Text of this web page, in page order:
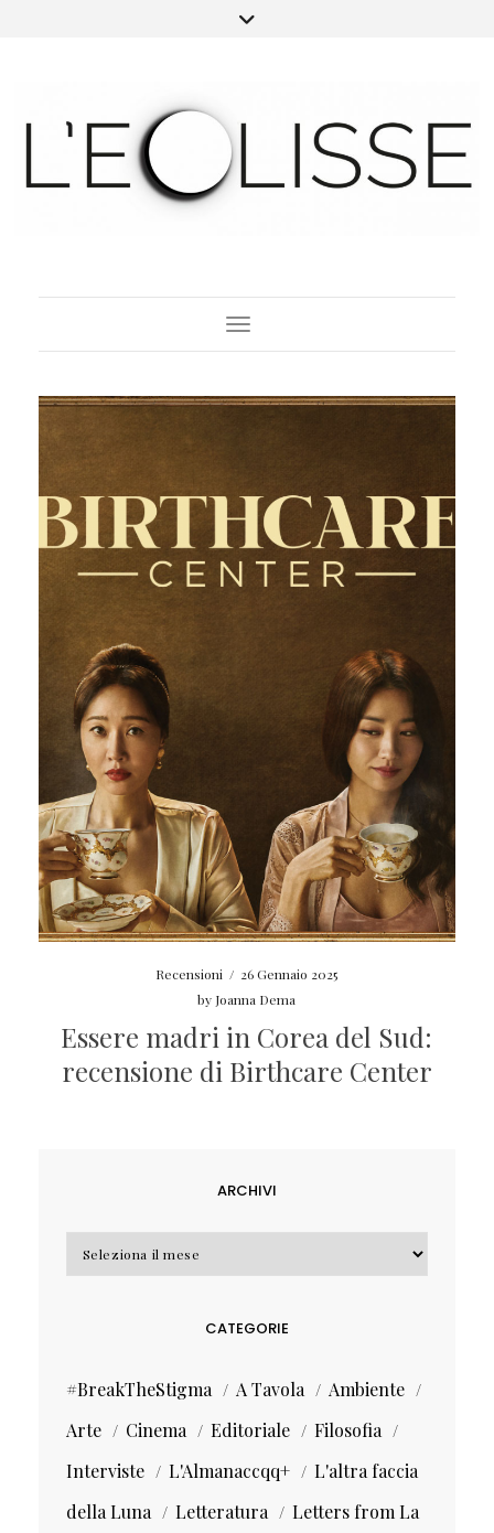
Toggle Navigation
Recensioni / 26 Gennaio 2025
by Joanna Dema
Essere madri in Corea del Sud:
recensione di Birthcare Center
ARCHIVI
CATEGORIE
#BreakTheStigma A Tavola
Ambiente
Arte
Cinema Editoriale
Filosofia
Interviste
L'Almanaccqq+
L'altra faccia
della Luna
Letteratura
Letters from La